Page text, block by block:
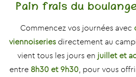
Pain frais du
Commencez vos journées avec
viennoiseriesdirectement au
vient tous les jours en juillet et
entre 8h30 et 9h30 , pour vous